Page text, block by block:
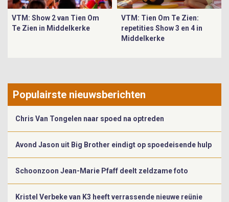
VTM: Show 2 van Tien Om
Te Zien in Middelkerke
VTM: Tien Om Te Zien:
repetities Show 3 en 4 in
Middelkerke
Populairste nieuwsberichten
Chris Van Tongelen naar spoed na optreden
Avond Jason uit Big Brother eindigt op spoedeisende hulp
Schoonzoon Jean-Marie Pfaff deelt zeldzame foto
Kristel Verbeke van K3 heeft verrassende nieuwe reünie